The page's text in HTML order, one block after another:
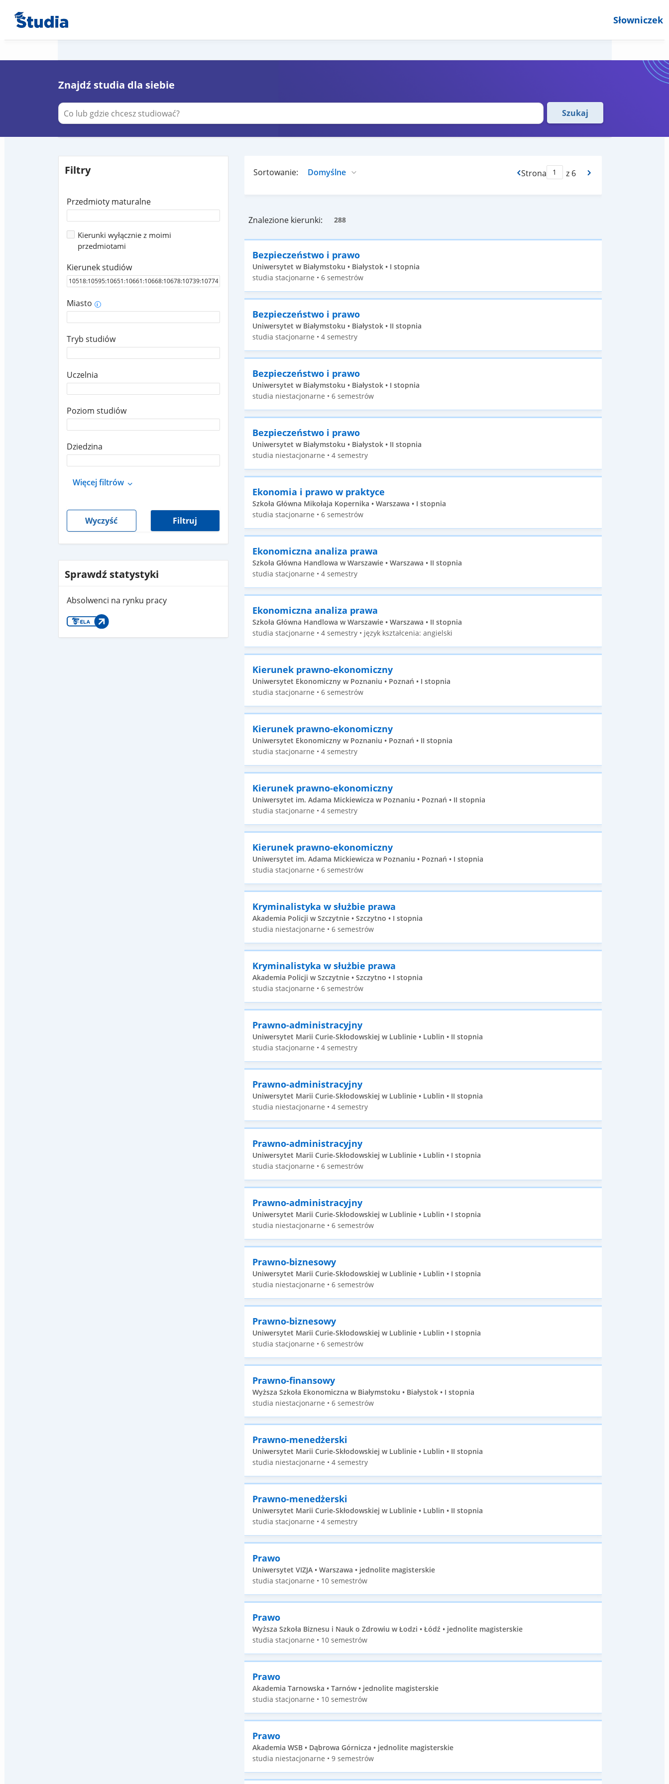
Słowniczek
Znajdź studia dla siebie
Szukaj
Filtry
Przedmioty maturalne
Kierunki wyłącznie z moimi
przedmiotami
Kierunek studiów
Miasto i
Tryb studiów
Uczelnia
Poziom studiów
Dziedzina
Więcej filtrów
Wyczyść Filtruj
Sprawdź statystyki
Absolwenci na rynku pracy
Sortowanie: Strona z 6
Znalezione kierunki: 288
Bezpieczeństwo i prawo
Uniwersytet w Białymstoku • Białystok • I stopnia
studia stacjonarne • 6 semestrów
Bezpieczeństwo i prawo
Uniwersytet w Białymstoku • Białystok • II stopnia
studia stacjonarne • 4 semestry
Bezpieczeństwo i prawo
Uniwersytet w Białymstoku • Białystok • I stopnia
studia niestacjonarne • 6 semestrów
Bezpieczeństwo i prawo
Uniwersytet w Białymstoku • Białystok • II stopnia
studia niestacjonarne • 4 semestry
Ekonomia i prawo w praktyce
Szkoła Główna Mikołaja Kopernika • Warszawa • I stopnia
studia stacjonarne • 6 semestrów
Ekonomiczna analiza prawa
Szkoła Główna Handlowa w Warszawie • Warszawa • II stopnia
studia stacjonarne • 4 semestry
Ekonomiczna analiza prawa
Szkoła Główna Handlowa w Warszawie • Warszawa • II stopnia
studia stacjonarne • 4 semestry • język kształcenia: angielski
Kierunek prawno-ekonomiczny
Uniwersytet Ekonomiczny w Poznaniu • Poznań • I stopnia
studia stacjonarne • 6 semestrów
Kierunek prawno-ekonomiczny
Uniwersytet Ekonomiczny w Poznaniu • Poznań • II stopnia
studia stacjonarne • 4 semestry
Kierunek prawno-ekonomiczny
Uniwersytet im. Adama Mickiewicza w Poznaniu • Poznań • II stopnia
studia stacjonarne • 4 semestry
Kierunek prawno-ekonomiczny
Uniwersytet im. Adama Mickiewicza w Poznaniu • Poznań • I stopnia
studia stacjonarne • 6 semestrów
Kryminalistyka w służbie prawa
Akademia Policji w Szczytnie • Szczytno • I stopnia
studia niestacjonarne • 6 semestrów
Kryminalistyka w służbie prawa
Akademia Policji w Szczytnie • Szczytno • I stopnia
studia stacjonarne • 6 semestrów
Prawno-administracyjny
Uniwersytet Marii Curie-Skłodowskiej w Lublinie • Lublin • II stopnia
studia stacjonarne • 4 semestry
Prawno-administracyjny
Uniwersytet Marii Curie-Skłodowskiej w Lublinie • Lublin • II stopnia
studia niestacjonarne • 4 semestry
Prawno-administracyjny
Uniwersytet Marii Curie-Skłodowskiej w Lublinie • Lublin • I stopnia
studia stacjonarne • 6 semestrów
Prawno-administracyjny
Uniwersytet Marii Curie-Skłodowskiej w Lublinie • Lublin • I stopnia
studia niestacjonarne • 6 semestrów
Prawno-biznesowy
Uniwersytet Marii Curie-Skłodowskiej w Lublinie • Lublin • I stopnia
studia niestacjonarne • 6 semestrów
Prawno-biznesowy
Uniwersytet Marii Curie-Skłodowskiej w Lublinie • Lublin • I stopnia
studia stacjonarne • 6 semestrów
Prawno-finansowy
Wyższa Szkoła Ekonomiczna w Białymstoku • Białystok • I stopnia
studia niestacjonarne • 6 semestrów
Prawno-menedżerski
Uniwersytet Marii Curie-Skłodowskiej w Lublinie • Lublin • II stopnia
studia niestacjonarne • 4 semestry
Prawno-menedżerski
Uniwersytet Marii Curie-Skłodowskiej w Lublinie • Lublin • II stopnia
studia stacjonarne • 4 semestry
Prawo
Uniwersytet VIZJA • Warszawa • jednolite magisterskie
studia stacjonarne • 10 semestrów
Prawo
Wyższa Szkoła Biznesu i Nauk o Zdrowiu w Łodzi • Łódź • jednolite magisterskie
studia stacjonarne • 10 semestrów
Prawo
Akademia Tarnowska • Tarnów • jednolite magisterskie
studia stacjonarne • 10 semestrów
Prawo
Akademia WSB • Dąbrowa Górnicza • jednolite magisterskie
studia niestacjonarne • 9 semestrów